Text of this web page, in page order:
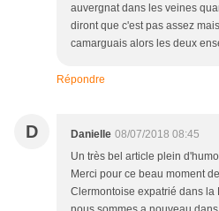
auvergnat dans les veines
diront que c'est pas assez
camarguais alors les deux
Répondre
D Danielle 08/07/2018 08:45
Un très bel article plein
Merci pour ce beau moment
Clermontoise expatrié dans